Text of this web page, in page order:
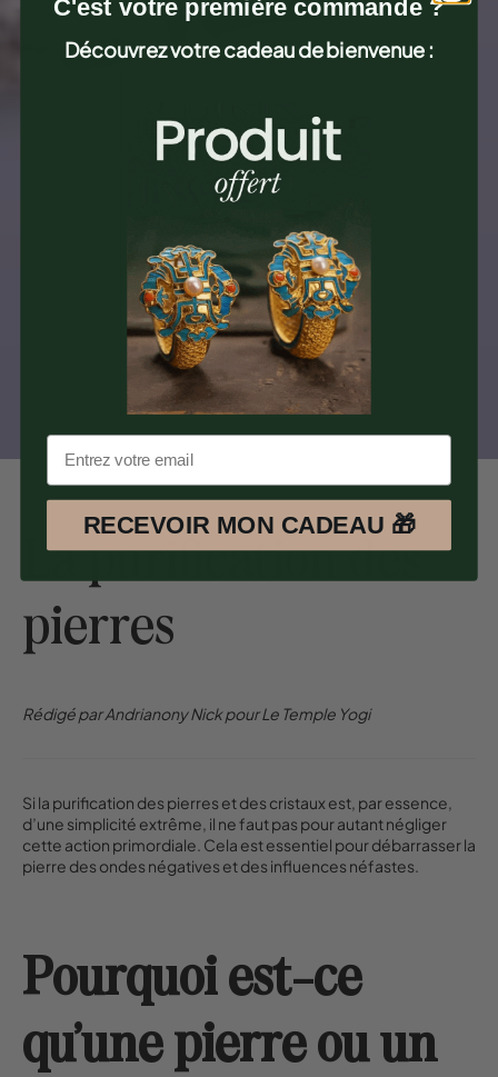
La purification des
pierres
Rédigé par Andrianony Nick pour Le Temple Yogi
Si la purification des pierres et des cristaux est, par essence,
d’une simplicité extrême, il ne faut pas pour autant négliger
cette action primordiale. Cela est essentiel pour débarrasser la
pierre des ondes négatives et des influences néfastes.
Pourquoi est-ce
qu’une pierre ou un
C'est votre première commande ?
Découvrez votre cadeau de bienvenue :
RECEVOIR MON CADEAU 🎁